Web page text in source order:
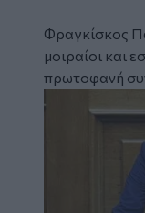
Φραγκίσκος
μοιραίοι και
πρωτοφανή